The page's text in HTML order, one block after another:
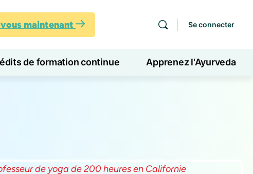
maintenant Se connecter
de formation continue Apprenez l'Ayurveda